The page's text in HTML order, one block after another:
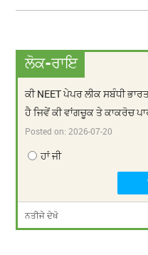
ਲੋਕ-ਰਾਇ
ਕੀ NEET ਪੇਪਰ ਲੀਕ ਸਬੰਧੀ
ਹੈ ਜਿਵੇਂ ਕੀ ਵਾਂਗਚੂਕ ਤੇ ਕਾਕਰੋਚ
Posted on:2026-07-20
ਹਾਂ ਜੀ
ਨਤੀਜੇ ਦੇਖੋ